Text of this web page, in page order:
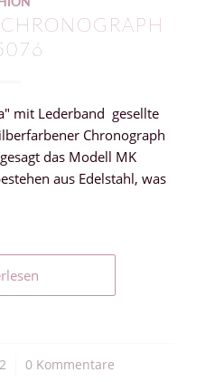
mit Lederband gesellte
Chronograph
das Modell MK
aus Edelstahl, was
0 Kommentare